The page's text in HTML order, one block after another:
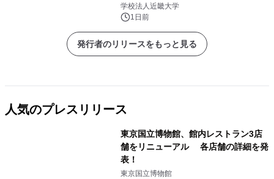
学校法人近畿大学
1日前
発行者のリリースをもっと見る
人気のプレスリリース
東京国立博物館、館内レストラン3店
舗をリニューアル 各店舗の詳細を発
表！
東京国立博物館